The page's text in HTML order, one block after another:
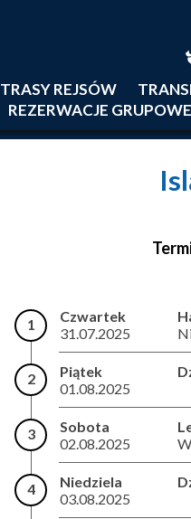
TRASY REJSÓW
REZERWACJE GRUPOWE
1
Czwartek
31.07.2025
2
Piątek
01.08.2025
3
Sobota
02.08.2025
4
Niedziela
03.08.2025